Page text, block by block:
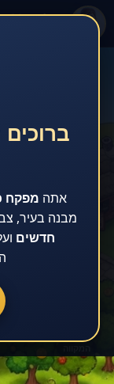
מתלמד 🔰
🔒
שמי העיר
אתה מפקח
מבנה בעיר,
חדשים